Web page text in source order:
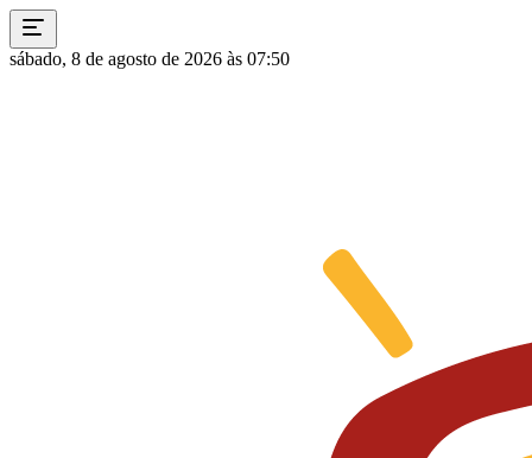
sábado, 8 de agosto de 2026 às 07:50